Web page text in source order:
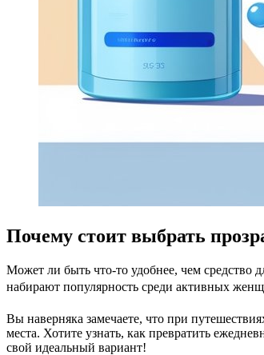
Почему стоит выбрать
Может ли быть что-то удобнее, чем средство
набирают популярность среди активных
Вы наверняка замечаете, что при
места. Хотите узнать, как превратить
свой идеальный вариант!